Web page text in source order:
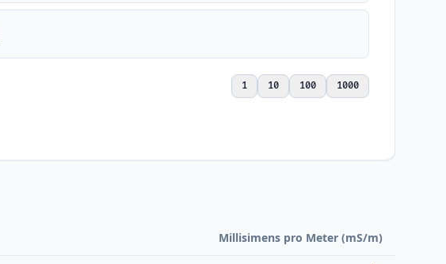
1 10 100 1000
Millisimens pro Meter (mS/m)